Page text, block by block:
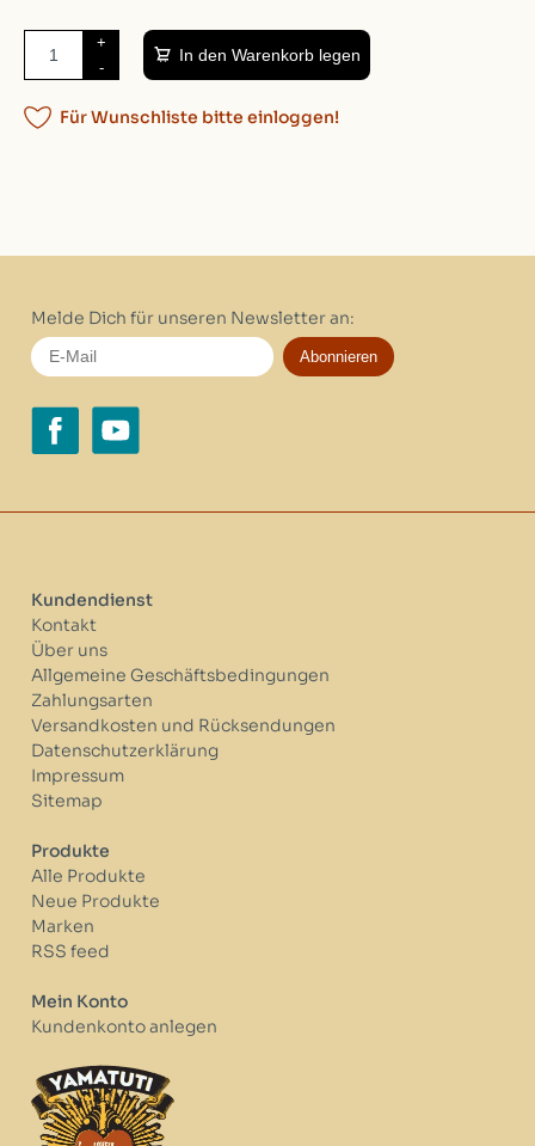
+
-
In den Warenkorb legen
Für Wunschliste bitte einloggen!
Melde Dich für unseren Newsletter an:
Abonnieren
Kundendienst
Kontakt
Über uns
Allgemeine Geschäftsbedingungen
Zahlungsarten
Versandkosten und Rücksendungen
Datenschutzerklärung
Impressum
Sitemap
Produkte
Alle Produkte
Neue Produkte
Marken
RSS feed
Mein Konto
Kundenkonto anlegen